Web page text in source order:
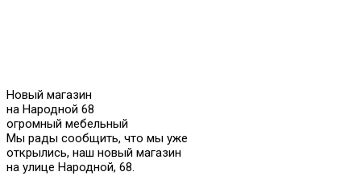
Новый магазин
на Народной 68
огромный мебельный
Мы рады сообщить, что мы уже
открылись, наш новый магазин
на улице Народной, 68.